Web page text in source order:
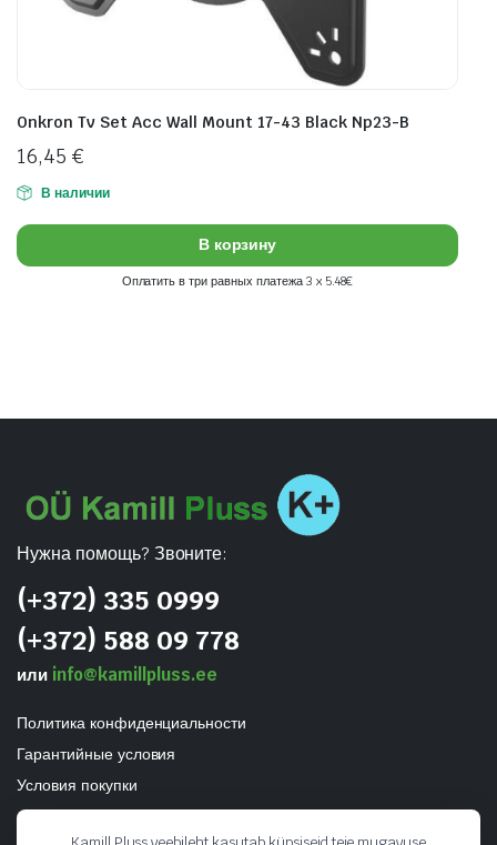
Onkron Tv Set Acc Wall Mount 17-43 Black Np23-B
16,45 €
В наличии
В корзину
Оплатить в три равных платежа 3 x 5.48€
Нужна помощь? Звоните:
(+372) 335 0999
(+372) 588 09 778
или info@kamillpluss.ee
Политика конфиденциальности
Гарантийные условия
Условия покупки